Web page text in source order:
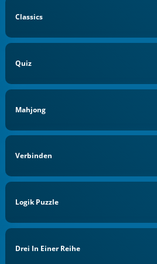
Classics
Quiz
Mahjong
Verbinden
Logik Puzzle
Drei In Einer Reihe